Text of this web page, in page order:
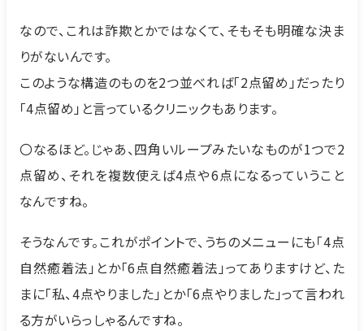
なので、これは詐欺とかではなくて、そもそも明確な決ま
りがないんです。
このような構造のものを2つ並べれば「2点留め」だったり
「4点留め」と言っているクリニックもあります。
〇なるほど。じゃあ、四角いループみたいなものが1つで2
点留め、それを複数使えば4点や6点になるっていうこと
なんですね。
そうなんです。これがポイントで、うちのメニューにも「4点
自然癒着法」とか「6点自然癒着法」ってありますけど、た
まに「私、4点やりました」とか「6点やりました」って言われ
る方がいらっしゃるんですね。